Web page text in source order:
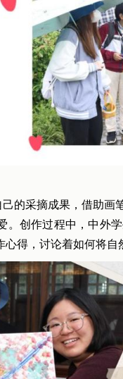
的采摘成果，借助画
。创作过程中，中外
得，讨论着如何将自